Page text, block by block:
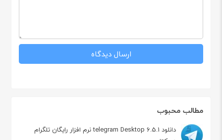
مطالب محبوب
دانلود telegram Desktop 6.5.1 نرم افزار رایگان تلگرام